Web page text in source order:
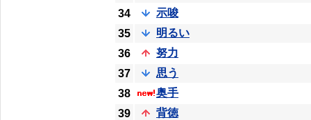
34
示唆
35
明るい
36
努力
37
思う
38
奥手
39
背徳